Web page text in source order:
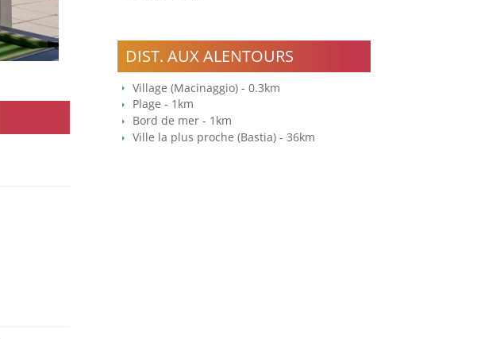
DIST. AUX ALENTOURS
Village (Macinaggio) - 0.3km
Plage - 1km
Bord de mer - 1km
Ville la plus proche (Bastia) - 36km